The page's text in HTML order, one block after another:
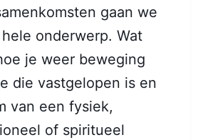
gaan we
onderwerp. Wat
je weer beweging
die vastgelopen is en
van een fysiek,
of spiritueel